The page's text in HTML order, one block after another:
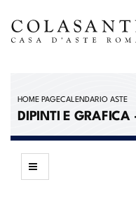
HOME PAGECALENDARIO ASTE
DIPINTI E